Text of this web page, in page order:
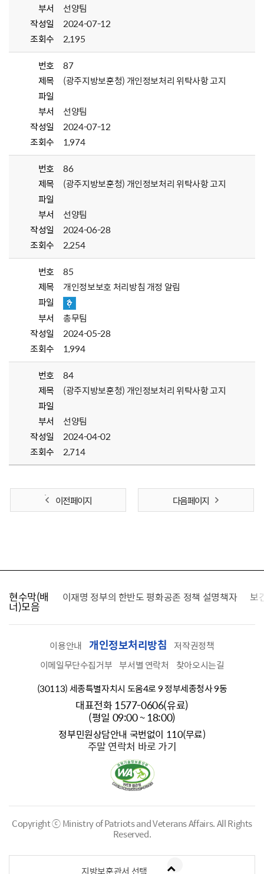
부서
선양팀
작성일
2024-07-12
조회수
2,195
번호
87
제목
(광주지방보훈청) 개인정보처리 위탁사항 고지
파일
부서
선양팀
작성일
2024-07-12
조회수
1,974
번호
86
제목
(광주지방보훈청) 개인정보처리 위탁사항 고지
파일
부서
선양팀
작성일
2024-06-28
조회수
2,254
번호
85
제목
개인정보보호 처리방침 개정 알림
파일
부서
총무팀
작성일
2024-05-28
조회수
1,994
번호
84
제목
(광주지방보훈청) 개인정보처리 위탁사항 고지
파일
부서
선양팀
작성일
2024-04-02
조회수
2,714
이전 페이지 다음 페이지
현수막(배
너)모음
찾습니다 이재명 정부의 한반도 평화공존 정책 설명책자 보
이용안내 개인정보처리방침
저작권정책
이메일무단수집거부 부서별 연락처
찾아오시는길
(30113) 세종특별자치시 도움4로 9 정부세종청사 9동
대표전화 1577-0606(유료)
(평일 09:00 ~ 18:00)
정부민원상담안내 국번없이 110(무료)
주말 연락처 바로 가기
Copyright ⓒ Ministry of Patriots and Veterans Affairs.All Rights
Reserved.
지방보훈관서 선택